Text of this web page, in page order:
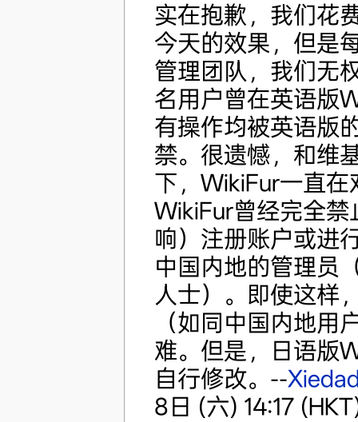
实在抱歉，我们花
今天的效果，但是
管理团队，我们无
名用户曾在英语版
有操作均被英语版
禁。很遗憾，和维
下，WikiFur一直
WikiFur曾经完全禁
响）注册账户或进
中国内地的管理员
人士）。即使这样
（如同中国内地
难。但是，日语版
自行修改。--
8日 (六) 14:17